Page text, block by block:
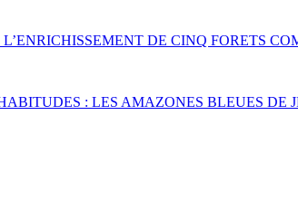
DE CINQ FORETS
: LES AMAZONES BLEUES DE